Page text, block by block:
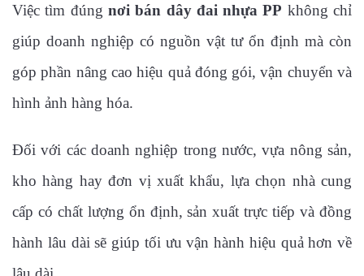
Việc tìm đúng nơi bán dây đai nhựa PP không chỉ
giúp doanh nghiệp có nguồn vật tư ổn định mà còn
góp phần nâng cao hiệu quả đóng gói, vận chuyển và
hình ảnh hàng hóa.
Đối với các doanh nghiệp trong nước, vựa nông sản,
kho hàng hay đơn vị xuất khẩu, lựa chọn nhà cung
cấp có chất lượng ổn định, sản xuất trực tiếp và đồng
hành lâu dài sẽ giúp tối ưu vận hành hiệu quả hơn về